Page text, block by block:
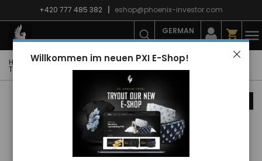
Willkommen im neuen PXI E-Shop!
+420 777 485 382 eshop@phoenix-investor.com
GERMAN
Hauptseite E-shop Mode T-Shirts
Kinder-T-Shirts
T-Shirt PXI BALOON - kid/weiß 4y